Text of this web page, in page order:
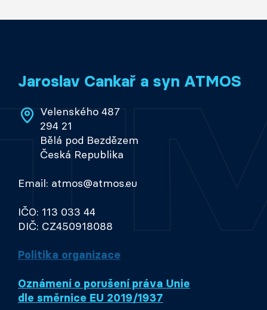
Jaroslav Cankař a syn ATMOS
Velenského 487
294 21
Bělá pod Bezdězem
Česká Republika
Email: atmos@atmos.eu
IČO: 113 033 44
DIČ: CZ450918088
Politika organizace
Oznámení o porušení práva Unie
dle směrnice EU 2019/1937